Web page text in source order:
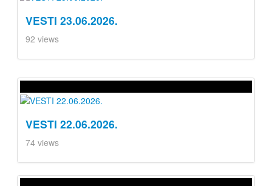
VESTI 23.06.2026.
92 views
VESTI 22.06.2026.
74 views